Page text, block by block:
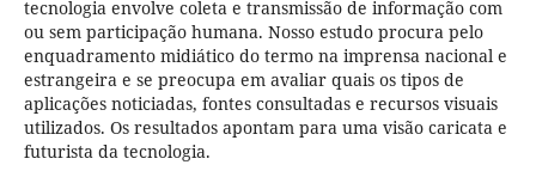
tecnologia envolve coleta e transmissão de informação com
ou sem participação humana. Nosso estudo procura pelo
enquadramento midiático do termo na imprensa nacional e
estrangeira e se preocupa em avaliar quais os tipos de
aplicações noticiadas, fontes consultadas e recursos visuais
utilizados. Os resultados apontam para uma visão caricata e
futurista da tecnologia.